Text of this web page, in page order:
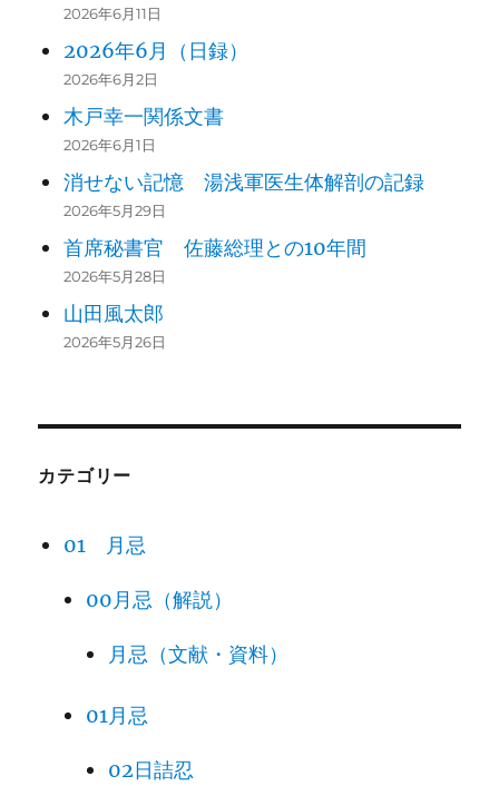
2026年6月11日
2026年6月（日録）
2026年6月2日
木戸幸一関係文書
2026年6月1日
消せない記憶 湯浅軍医生体解剖の記録
2026年5月29日
首席秘書官 佐藤総理との10年間
2026年5月28日
山田風太郎
2026年5月26日
カテゴリー
01 月忌
00月忌（解説）
月忌（文献・資料）
01月忌
02日詰忍